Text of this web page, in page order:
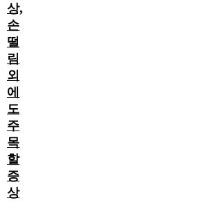
상,
손
떨
림
외
에
도
주
목
할
증
상